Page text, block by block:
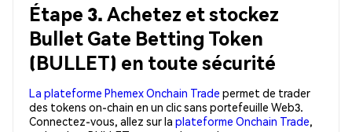
Étape 3. Achetez et stockez
Bullet Gate Betting Token
(BULLET) en toute sécurité
La plateforme Phemex Onchain Trade permet de trader
des tokens on-chain en un clic sans portefeuille Web3.
Connectez-vous, allez sur la plateforme Onchain Trade,